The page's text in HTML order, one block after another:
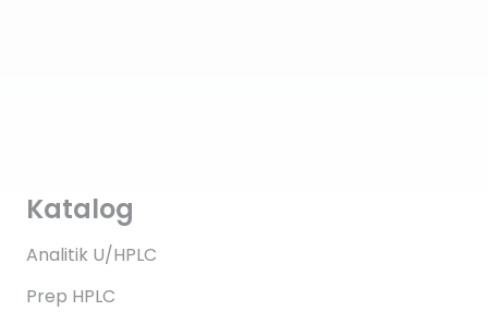
Katalog
Analitik U/HPLC
Prep HPLC